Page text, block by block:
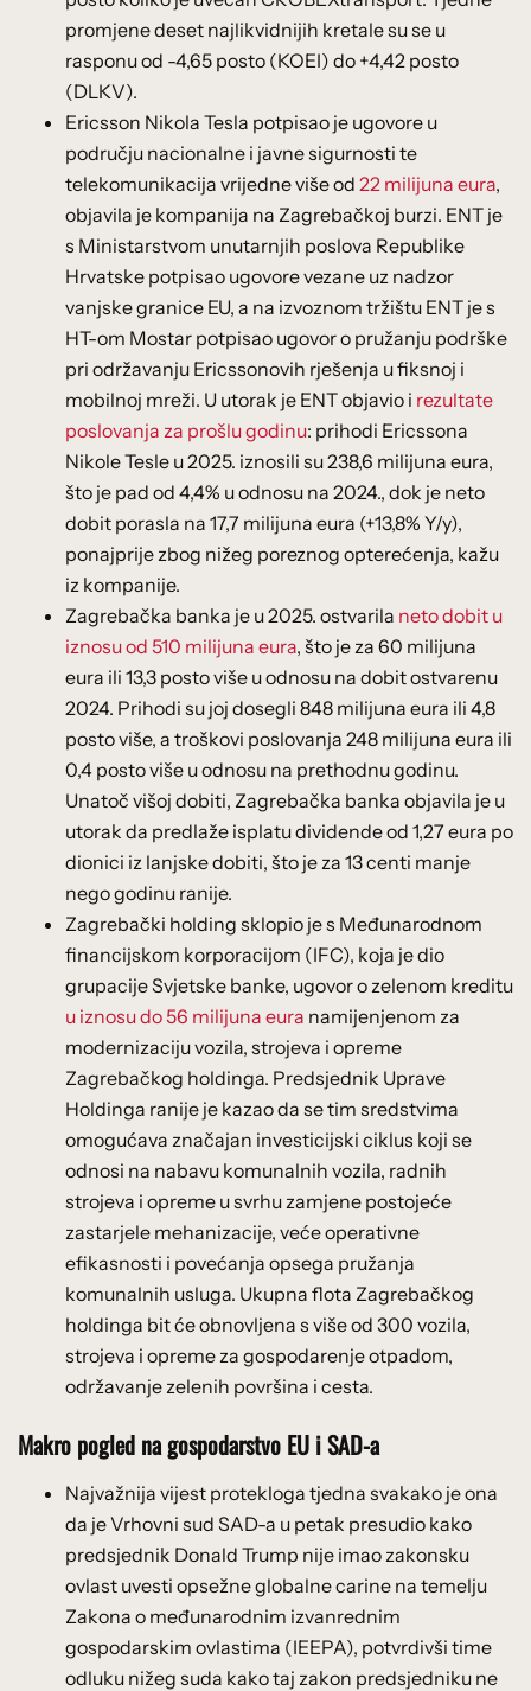
promjene deset najlikvidnijih kretale su se u
rasponu od -4,65 posto (KOEI) do +4,42 posto
(DLKV).
Ericsson Nikola Tesla potpisao je ugovore u
području nacionalne i javne sigurnosti te
telekomunikacija vrijedne više od 22 milijuna eura,
objavila je kompanija na Zagrebačkoj burzi. ENT je
s Ministarstvom unutarnjih poslova Republike
Hrvatske potpisao ugovore vezane uz nadzor
vanjske granice EU, a na izvoznom tržištu ENT je s
HT-om Mostar potpisao ugovor o pružanju podrške
pri održavanju Ericssonovih rješenja u fiksnoj i
mobilnoj mreži. U utorak je ENT objavio i rezultate
poslovanja za prošlu godinu: prihodi Ericssona
Nikole Tesle u 2025. iznosili su 238,6 milijuna eura,
što je pad od 4,4% u odnosu na 2024., dok je neto
dobit porasla na 17,7 milijuna eura (+13,8% Y/y),
ponajprije zbog nižeg poreznog opterećenja, kažu
iz kompanije.
Zagrebačka banka je u 2025. ostvarila neto dobit u
iznosu od 510 milijuna eura, što je za 60 milijuna
eura ili 13,3 posto više u odnosu na dobit ostvarenu
2024. Prihodi su joj dosegli 848 milijuna eura ili 4,8
posto više, a troškovi poslovanja 248 milijuna eura ili
0,4 posto više u odnosu na prethodnu godinu.
Unatoč višoj dobiti, Zagrebačka banka objavila je u
utorak da predlaže isplatu dividende od 1,27 eura po
dionici iz lanjske dobiti, što je za 13 centi manje
nego godinu ranije.
Zagrebački holding sklopio je s Međunarodnom
financijskom korporacijom (IFC), koja je dio
grupacije Svjetske banke, ugovor o zelenom kreditu
u iznosu do 56 milijuna eura namijenjenom za
modernizaciju vozila, strojeva i opreme
Zagrebačkog holdinga. Predsjednik Uprave
Holdinga ranije je kazao da se tim sredstvima
omogućava značajan investicijski ciklus koji se
odnosi na nabavu komunalnih vozila, radnih
strojeva i opreme u svrhu zamjene postojeće
zastarjele mehanizacije, veće operativne
efikasnosti i povećanja opsega pružanja
komunalnih usluga. Ukupna flota Zagrebačkog
holdinga bit će obnovljena s više od 300 vozila,
strojeva i opreme za gospodarenje otpadom,
održavanje zelenih površina i cesta.
Makro pogled na gospodarstvo EU i SAD-a
Najvažnija vijest protekloga tjedna svakako je ona
da je Vrhovni sud SAD-a u petak presudio kako
predsjednik Donald Trump nije imao zakonsku
ovlast uvesti opsežne globalne carine na temelju
Zakona o međunarodnim izvanrednim
gospodarskim ovlastima (IEEPA), potvrdivši time
odluku nižeg suda kako taj zakon predsjedniku ne